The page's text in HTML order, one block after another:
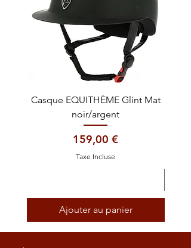
Casque EQUITHÈME Glint Mat
noir/argent
Prix
159,00 €
Taxe Incluse
Ajouter au panier